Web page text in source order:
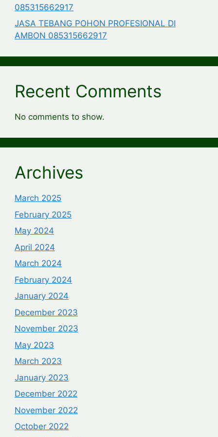
085315662917
JASA TEBANG POHON PROFESIONAL DI
AMBON 085315662917
Recent Comments
No comments to show.
Archives
March 2025
February 2025
May 2024
April 2024
March 2024
February 2024
January 2024
December 2023
November 2023
May 2023
March 2023
January 2023
December 2022
November 2022
October 2022